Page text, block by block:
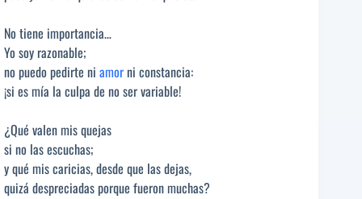
No tiene importancia…
Yo soy razonable;
no puedo pedirte ni amorni constancia:
¡si es mía la culpa de no ser variable!
¿Qué valen mis quejas
si no las escuchas;
y qué mis caricias, desde que las dejas,
quizá despreciadas porque fueron muchas?